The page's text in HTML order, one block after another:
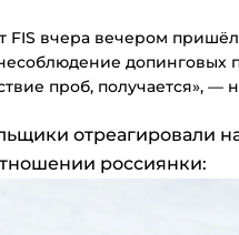
FIS вчера вечером
допинговых
проб, получается», —
отреагировали
россиянки: